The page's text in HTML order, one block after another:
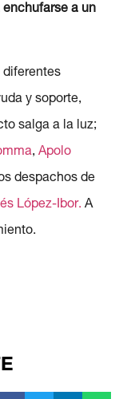
a un
diferentes
y soporte,
salga a la luz;
, Apolo
despachos de
López-Ibor. A